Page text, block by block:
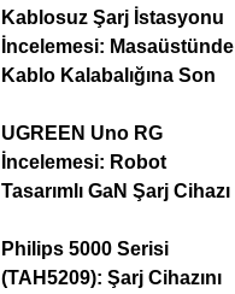
Kablosuz Şarj İstasyonu
İncelemesi: Masaüstünde
Kablo Kalabalığına Son
UGREEN Uno RG
İncelemesi: Robot
Tasarımlı GaN Şarj Cihazı
Philips 5000 Serisi
(TAH5209): Şarj Cihazını